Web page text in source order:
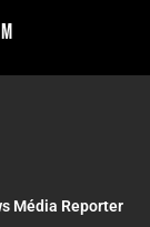
Média Reporter